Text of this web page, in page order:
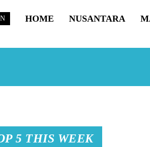
HOME NUSANTARA
5 THIS WEEK